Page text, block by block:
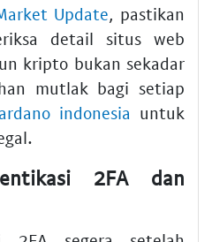
Update, pastikan
detail situs web
kripto bukan sekadar
mutlak bagi setiap
indonesia untuk
2FA dan